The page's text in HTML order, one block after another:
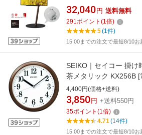
レビスタンド WALL A2
ナット WLTVL6238
32,040 円 送料無料
291ポイント (1倍)
5(1件)
15:00までの注文で最短8/10お
SEIKO｜セイコー 掛け
茶メタリック KX256B
4,400円(価格+送料)
3,850 円 +送料550円
35ポイント (1倍)
4.71(14件)
15:00までの注文で最短8/10お